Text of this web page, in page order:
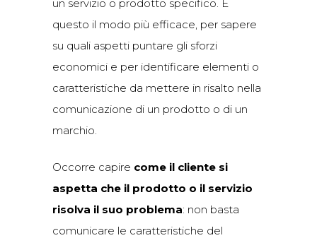
un servizio o prodotto specifico. È
questo il modo più efficace, per sapere
su quali aspetti puntare gli sforzi
economici e per identificare elementi o
caratteristiche da mettere in risalto nella
comunicazione di un prodotto o di un
marchio.
Occorre capire come il cliente si
aspetta che il prodotto o il servizio
risolva il suo problema: non basta
comunicare le caratteristiche del